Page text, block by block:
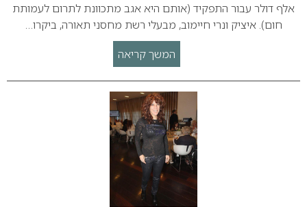
אלף דולר עבור התפקיד (אותם היא אגב מתכוונת לתרום לעמותת
חום). איציק ונרי חיימוב, מבעלי רשת מחסני תאורה, ביקרו…
המשך קריאה